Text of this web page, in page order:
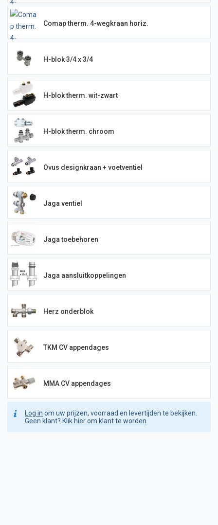
Comap therm. 4-wegkraan horiz.
H-blok 3/4 x 3/4
H-blok therm. wit-zwart
H-blok therm. chroom
Ovus designkraan + voetventiel
Jaga ventiel
Jaga toebehoren
Jaga aansluitkoppelingen
Herz onderblok
TKM CV appendages
MMA CV appendages
Log in om uw prijzen, voorraad en levertijden te bekijken.
Geen klant? Klik hier om klant te worden